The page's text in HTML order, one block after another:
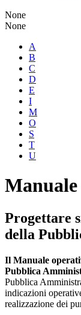
None
None
A
B
C
D
E
I
M
O
S
T
U
Progettare
della
Il Manuale
Pubblica
Pubblica
indicazioni
realizzazione dei